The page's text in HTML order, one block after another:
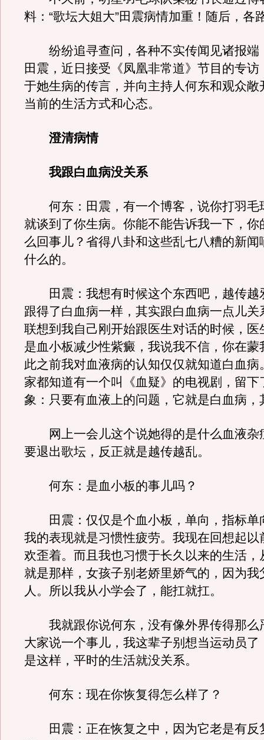
料：“歌坛大姐大”田震病情加重！随后，各
纷纷追寻查问，各种不实传闻见诸报端
田震，近日接受《凤凰非常道》节目的专访
于她生病的传言，并向主持人何东和观众敞
当前的生活方式和心态。
澄清病情
我跟白血病没关系
何东：田震，有一个博客，说你打羽毛
就谈到了你生病。你能不能告诉我一下，你
么回事儿？省得八卦和这些乱七八糟的新闻
什么的。
田震：我想有时候这个东西吧，越传越
跟得了白血病一样，其实跟白血病一点儿关
联想到我自己刚开始跟医生对话的时候，医
是血小板减少性紫癜，我说我不信，你在蒙
此之前我对血液病的认知仅仅就知道白血病
家都知道有一个叫《血疑》的电视剧，留下
象：只要有血液上的问题，它就是白血病，
网上一会儿这个说她得的是什么血液杂
要退出歌坛，反正就是越传越乱。
何东：是血小板的事儿吗？
田震：仅仅是个血小板，单向，指标单
我的表现就是习惯性疲劳。我现在回想起以
欢歪着。而且我也习惯于长久以来的生活，
就是那样，女孩子别老娇里娇气的，因为我
人。所以我从小学会了，能扛就扛。
我就跟你说何东，没有像外界传得那么
大家说一个事儿，我这辈子别想当运动员了
是这样，平时的生活就没关系。
何东：现在你恢复得怎么样了？
田震：正在恢复之中，因为它老是有反